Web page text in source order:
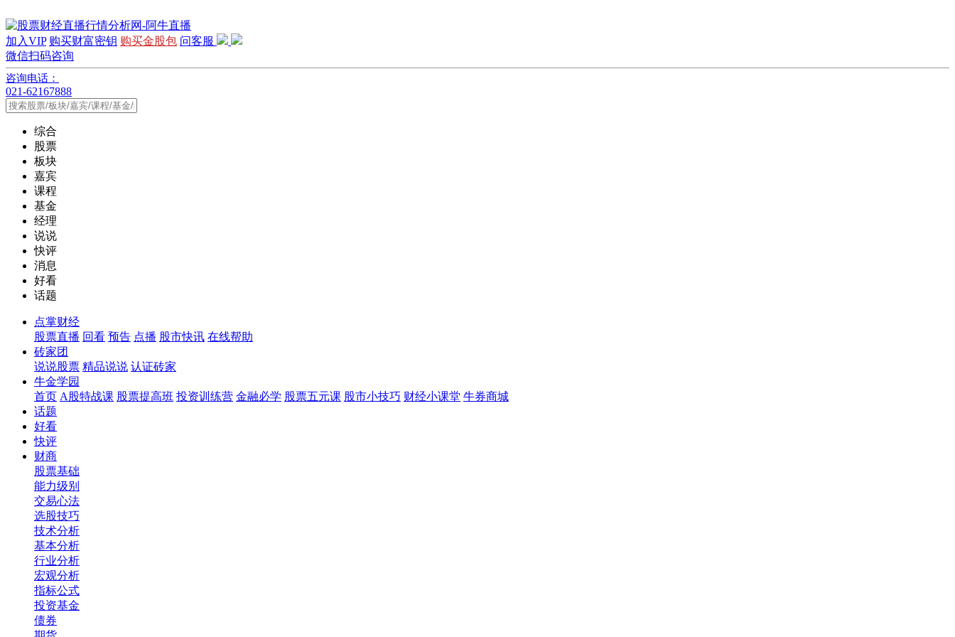
加入VIP 购买财富密钥 购买金股包 问客服
微信扫码咨询
咨询电话：
021-62167888
综合
股票
板块
嘉宾
课程
基金
经理
说说
快评
消息
好看
话题
点掌财经
股票直播 回看 预告 点播 股市快讯 在线帮助
砖家团
说说股票 精品说说 认证砖家
牛金学园
首页 A股特战课 股票提高班 投资训练营 金融必学 股票五元课 股市小技巧 财经小课堂 牛券商城
话题
好看
快评
财商
股票基础
能力级别
交易心法
选股技巧
技术分析
基本分析
行业分析
宏观分析
指标公式
投资基金
债券